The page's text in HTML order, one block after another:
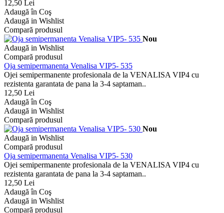
12,50 Lei
Adaugă în Coş
Adaugă in Wishlist
Compară produsul
Nou
Adaugă in Wishlist
Compară produsul
Oja semipermanenta Venalisa VIP5- 535
Ojei semipermanente profesionala de la VENALISA VIP4 cu
rezistenta garantata de pana la 3-4 saptaman..
12,50 Lei
Adaugă în Coş
Adaugă in Wishlist
Compară produsul
Nou
Adaugă in Wishlist
Compară produsul
Oja semipermanenta Venalisa VIP5- 530
Ojei semipermanente profesionala de la VENALISA VIP4 cu
rezistenta garantata de pana la 3-4 saptaman..
12,50 Lei
Adaugă în Coş
Adaugă in Wishlist
Compară produsul